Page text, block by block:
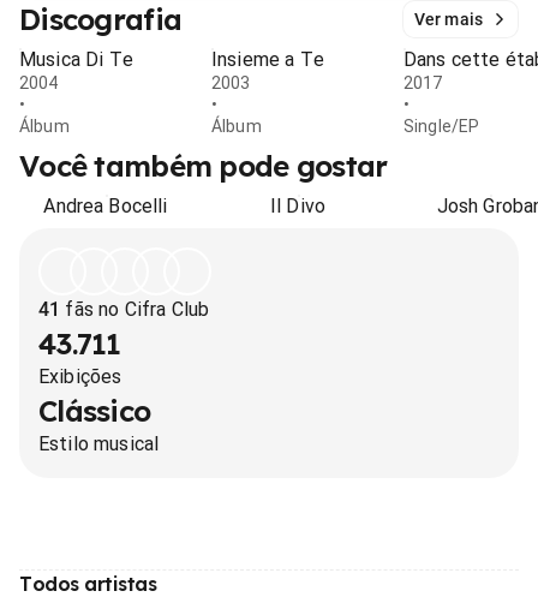
Discografia Ver mais
Musica Di Te
2004
•
Álbum
Insieme a Te
2003
•
Álbum
Dans cette
2017
•
Single/EP
Você também pode gostar
Andrea Bocelli Il Divo Josh
41 fãs no Cifra Club
43.711
Exibições
Clássico
Estilo musical
Todos artistas